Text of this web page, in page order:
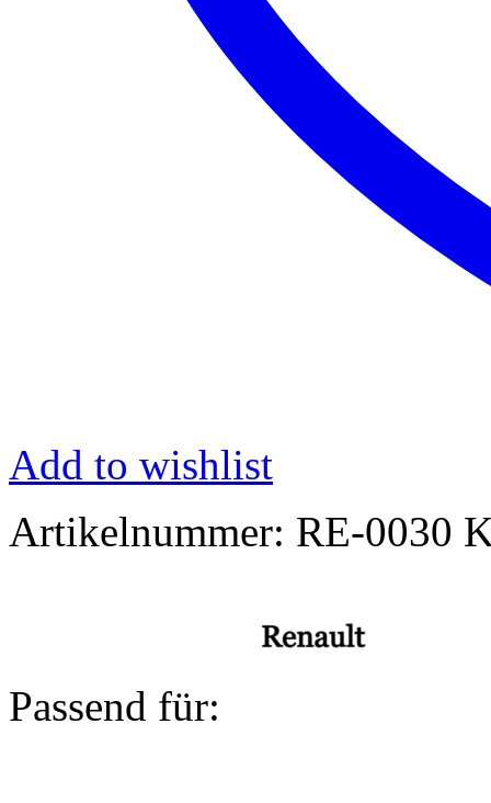
Add to wishlist
Artikelnummer: RE-0030
Passend für: